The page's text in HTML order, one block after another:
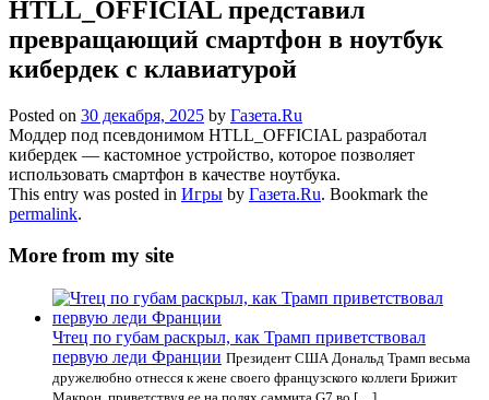
HTLL_OFFICIAL представил
превращающий смартфон в ноутбук
кибердек с клавиатурой
Posted on 30 декабря, 2025 by Газета.Ru
Моддер под псевдонимом HTLL_OFFICIAL разработал
кибердек — кастомное устройство, которое позволяет
использовать смартфон в качестве ноутбука.
This entry was posted in Игры by Газета.Ru. Bookmark the
permalink.
More from my site
Чтец по губам раскрыл, как Трамп приветствовал
первую леди Франции Президент США Дональд Трамп весьма
дружелюбно отнесся к жене своего французского коллеги Брижит